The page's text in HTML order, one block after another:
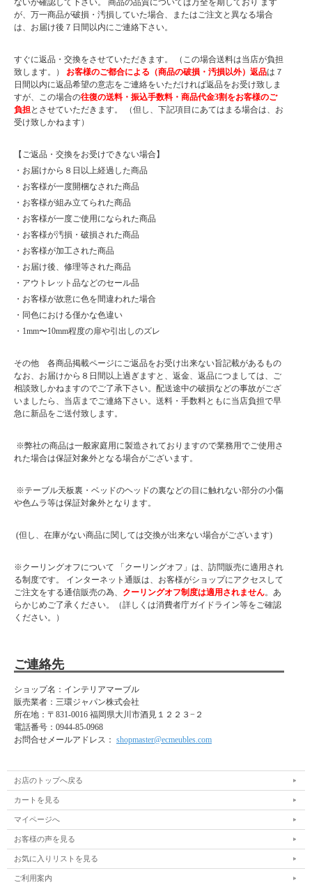
ないか確認して下さい。 商品の品質については万全を期しており ます
が、万一商品が破損・汚損していた場合、またはご注文と異なる場合
は、お届け後７日間以内にご連絡下さい。
すぐに返品・交換をさせていただきます。 （この場合送料は当店が負担
致します。） お客様のご都合による（商品の破損・汚損以外）返品は７
日間以内に返品希望の意志をご連絡をいただければ返品をお受け致しま
すが、この場合の往復の送料・振込手数料・商品代金3割をお客様のご
負担とさせていただきます。 （但し、下記項目にあてはまる場合は、お
受け致しかねます）
【ご返品・交換をお受けできない場合】
・お届けから８日以上経過した商品
・お客様が一度開梱なされた商品
・お客様が組み立てられた商品
・お客様が一度ご使用になられた商品
・お客様が汚損・破損された商品
・お客様が加工された商品
・お届け後、修理等された商品
・アウトレット品などのセール品
・お客様が故意に色を間違われた場合
・同色における僅かな色違い
・1mm〜10mm程度の扉や引出しのズレ
その他 各商品掲載ページにご返品をお受け出来ない旨記載があるもの
なお、お届けから８日間以上過ぎますと、返金、返品につましては、ご
相談致しかねますのでご了承下さい。配送途中の破損などの事故がござ
いましたら、当店までご連絡下さい。送料・手数料ともに当店負担で早
急に新品をご送付致します。
※弊社の商品は一般家庭用に製造されておりますので業務用でご使用さ
れた場合は保証対象外となる場合がございます。
※テーブル天板裏・ベッドのヘッドの裏などの目に触れない部分の小傷
や色ムラ等は保証対象外となります。
(但し、在庫がない商品に関しては交換が出来ない場合がございます)
※クーリングオフについて 「クーリングオフ」は、訪問販売に適用され
る制度です。 インターネット通販は、お客様がショップにアクセスして
ご注文をする通信販売の為、 クーリングオフ制度は適用されません。あ
らかじめご了承ください。（詳しくは消費者庁ガイドライン等をご確認
ください。）
ご連絡先
ショップ名：インテリアマーブル
販売業者：三環ジャパン株式会社
所在地： 〒831-0016 福岡県大川市酒見１２２３−２
電話番号： 0944-85-0968
お問合せメールアドレス： shopmaster@ecmeubles.com
お店のトップへ戻る
カートを見る
マイページへ
お客様の声を見る
お気に入りリストを見る
ご利用案内